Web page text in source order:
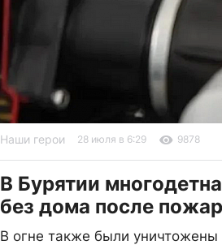
Наши герои 28 июля в 6:29 9878
В Бурятии
без дома после
В огне также были